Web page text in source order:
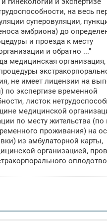
на весь
суперовуляции,
эмбриона) до
и проезда к месту
и обратно ..."
медицинская организация,
не имеет лицензии на
по экспертизе временной
листок
медицинской
по месту жительства (по
проживания) на
из амбулаторной карты,
организацией,